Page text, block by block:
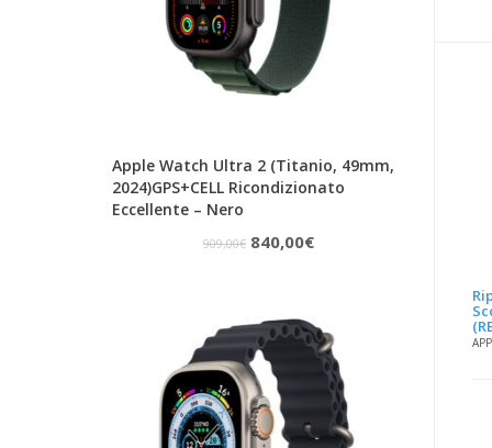
Apple Watch Ultra 2 (Titanio, 49mm,
2024)GPS+CELL Ricondizionato
Eccellente – Nero
909,00€ Il
era:
909,00€.
840,00€Il
è:
840,00€.